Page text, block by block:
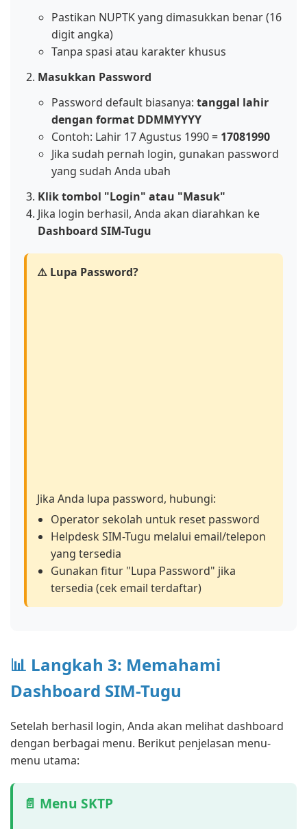
Pastikan NUPTK yang dimasukkan benar (16
digit angka)
Tanpa spasi atau karakter khusus
Masukkan Password
Password default biasanya: tanggal lahir
dengan format DDMMYYYY
Contoh: Lahir 17 Agustus 1990 = 17081990
Jika sudah pernah login, gunakan password
yang sudah Anda ubah
Klik tombol "Login" atau "Masuk"
Jika login berhasil, Anda akan diarahkan ke
Dashboard SIM-Tugu
⚠️ Lupa Password?
Jika Anda lupa password, hubungi:
Operator sekolah untuk reset password
Helpdesk SIM-Tugu melalui email/telepon
yang tersedia
Gunakan fitur "Lupa Password" jika
tersedia (cek email terdaftar)
📊 Langkah 3: Memahami
Dashboard SIM-Tugu
Setelah berhasil login, Anda akan melihat dashboard
dengan berbagai menu. Berikut penjelasan menu-
menu utama:
📄 Menu SKTP